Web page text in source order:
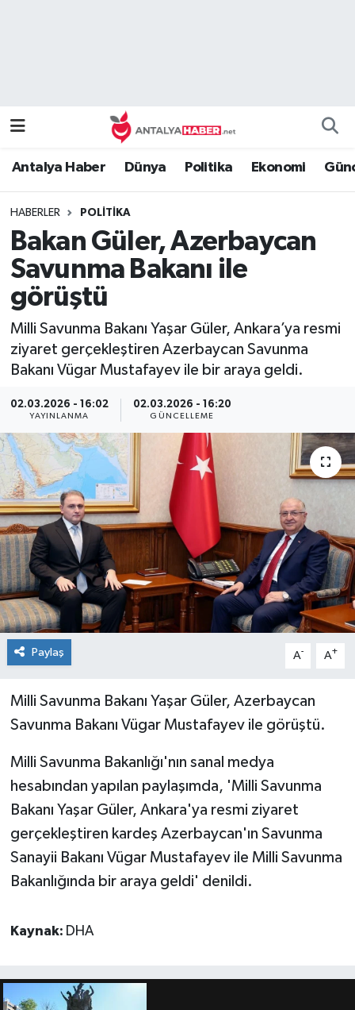
Antalya Haber Dünya Politika Ekonomi
HABERLER POLITIKA
Bakan Güler, Azerbaycan
Savunma Bakanı ile
görüştü
Milli Savunma Bakanı Yaşar Güler, Ankara’ya resmi
ziyaret gerçekleştiren Azerbaycan Savunma
Bakanı Vügar Mustafayev ile bir araya geldi.
02.03.2026 - 16:02
YAYINLANMA
02.03.2026 - 16:20
GÜNCELLEME
Paylaş A- A+
Milli Savunma Bakanı Yaşar Güler, Azerbaycan
Savunma Bakanı Vügar Mustafayev ile görüştü.
Milli Savunma Bakanlığı'nın sanal medya
hesabından yapılan paylaşımda, 'Milli Savunma
Bakanı Yaşar Güler, Ankara'ya resmi ziyaret
gerçekleştiren kardeş Azerbaycan'ın Savunma
Sanayii Bakanı Vügar Mustafayev ile Milli Savunma
Bakanlığında bir araya geldi' denildi.
Kaynak: DHA
Genel
Güncel
Güvenlik
Medya
Politika
Sağlık
Spor
Turizm
Yaşam
Namaz Vakitleri
Tüm Manşetler
Son Dakika Haberleri
Haber Arşivi